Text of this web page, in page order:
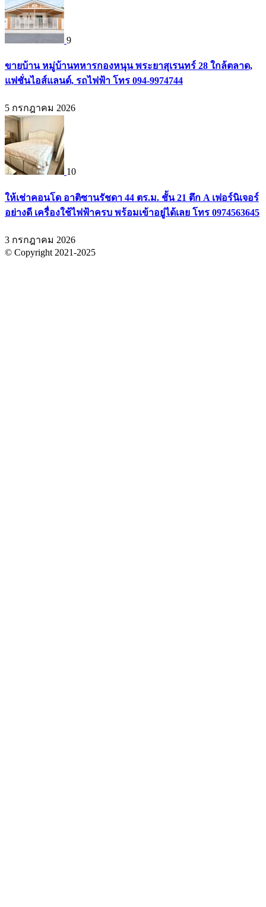
9
ขายบ้าน หมู่บ้านทหารกองหนุน พระยาสุเรนทร์ 28 ใกล้ตลาด,
แฟชั่นไอส์แลนด์, รถไฟฟ้า โทร 094-9974744
5 กรกฎาคม 2026
10
ให้เช่าคอนโด อาติซานรัชดา 44 ตร.ม. ชั้น 21 ตึก A เฟอร์นิเจอร์
อย่างดี เครื่องใช้ไฟฟ้าครบ พร้อมเข้าอยู่ได้เลย โทร 0974563645
3 กรกฎาคม 2026
© Copyright 2021-2025